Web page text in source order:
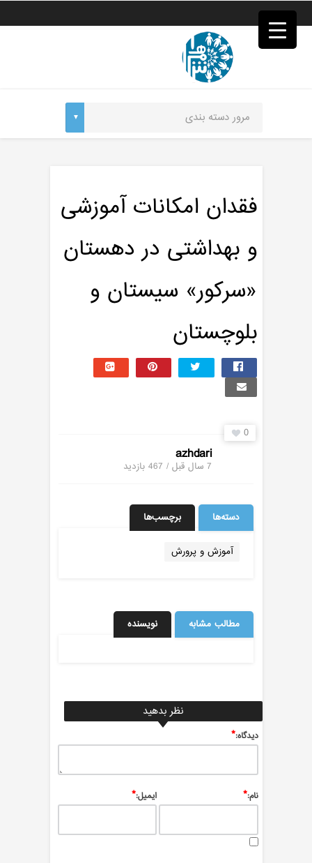
فصد
خون
تهران
فقدان امکانات آموزشی
و بهداشتی در دهستان
«سرکور» سیستان و
بلوچستان
0
azhdari
7 سال قبل / 467 بازدید
دسته‌ها برچسب‌ها
آموزش و پرورش
مطالب مشابه نویسنده
نظر بدهید
ديدگاه:*
نام:* ایمیل:*